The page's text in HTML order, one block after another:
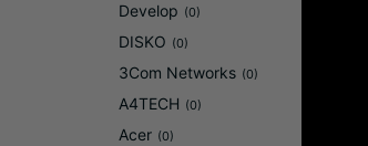
Develop (0)
DISKO (0)
3Com Networks (0)
A4TECH (0)
Acer (0)